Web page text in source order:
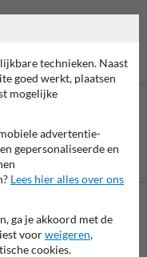
achteraf
mogelijk
te bereiken op 038-
technieken. Naast
goed werkt, plaatsen
mogelijke
advertentie-
gepersonaliseerde en
Lees hier alles over ons
ga je akkoord met de
voorweigeren,
cookies.